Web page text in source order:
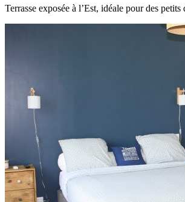
Terrasse exposée à l’Est, idéale pour des petits